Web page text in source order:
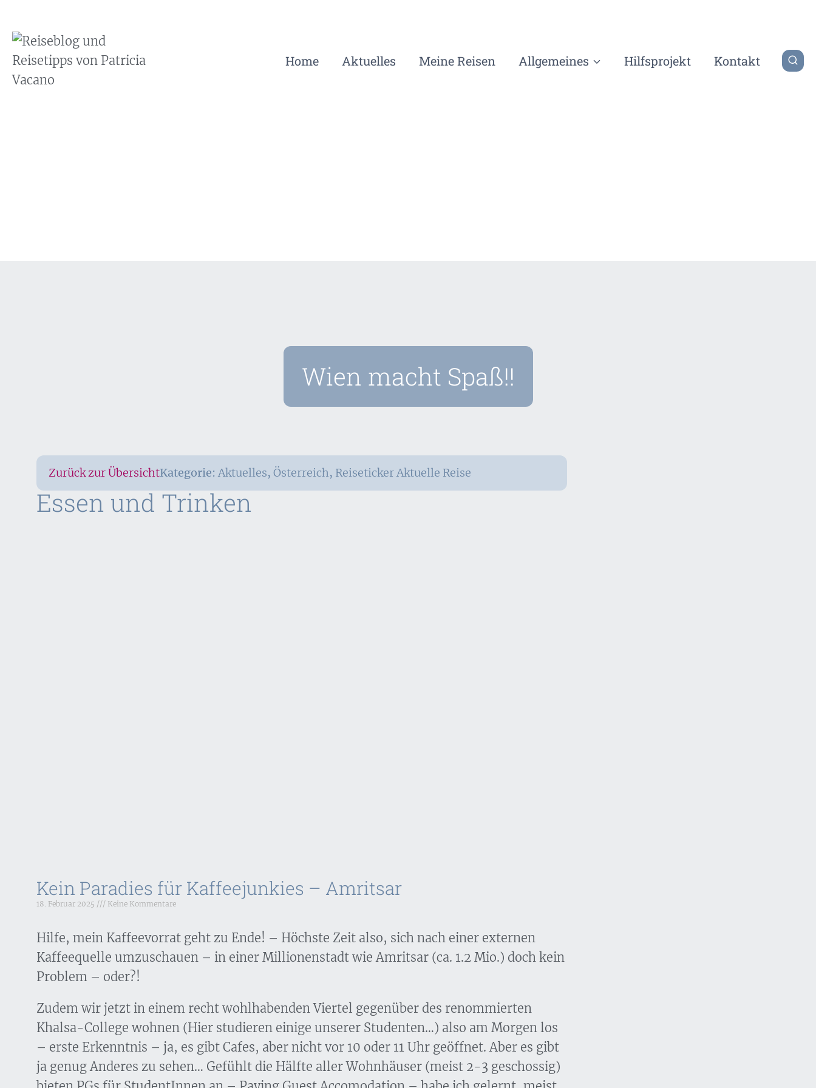
Home Aktuelles Meine Reisen Allgemeines Hilfsprojekt Kontakt
Wien macht Spaß!!
Zurück zur ÜbersichtKategorie: Aktuelles, Österreich, Reiseticker Aktuelle Reise
Essen und Trinken
Kein Paradies für Kaffeejunkies – Amritsar
18. Februar 2025 Keine Kommentare
Hilfe, mein Kaffeevorrat geht zu Ende! – Höchste Zeit also, sich nach einer externen
Kaffeequelle umzuschauen – in einer Millionenstadt wie Amritsar (ca. 1.2 Mio.) doch kein
Problem – oder?!
Zudem wir jetzt in einem recht wohlhabenden Viertel gegenüber des renommierten
Khalsa-College wohnen (Hier studieren einige unserer Studenten…) also am Morgen los
– erste Erkenntnis – ja, es gibt Cafes, aber nicht vor 10 oder 11 Uhr geöffnet. Aber es gibt
ja genug Anderes zu sehen… Gefühlt die Hälfte aller Wohnhäuser (meist 2-3 geschossig)